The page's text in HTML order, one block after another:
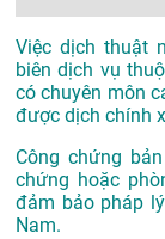
Việc dịch thuật
biên dịch vụ
có chuyên môn
được dịch chính
Công chứng
chứng hoặc
đảm bảo pháp
Nam.